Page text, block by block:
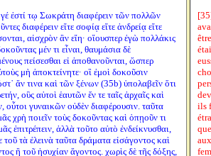
ἐστί τῳ Σωκράτη διαφέρειν τῶν πολλῶν
διαφέρειν εἴτε σοφίᾳ εἴτε ἀνδρείᾳ εἴτε
αἰσχρὸν ἂν εἴη· οἵουσπερ ἐγὼ πολλάκις
μέν τι εἶναι, θαυμάσια δὲ
πείσεσθαι εἰ ἀποθανοῦνται, ὥσπερ
μὴ ἀποκτείνητε· οἳ ἐμοὶ δοκοῦσιν
ἄν τινα καὶ τῶν ξένων (35b) ὑπολαβεῖν ὅτι
οὓς αὐτοὶ ἑαυτῶν ἔν τε ταῖς ἀρχαῖς καὶ
οὗτοι γυναικῶν οὐδὲν διαφέρουσιν. ταῦτα
χρὴ ποιεῖν τοὺς δοκοῦντας καὶ ὁπῃοῦν τι
ἐπιτρέπειν, ἀλλὰ τοῦτο αὐτὸ ἐνδείκνυσθαι,
τὰ ἐλεινὰ ταῦτα δράματα εἰσάγοντος καὶ
ἢ τοῦ ἡσυχίαν ἄγοντος. χωρὶς δὲ τῆς δόξης,
ils